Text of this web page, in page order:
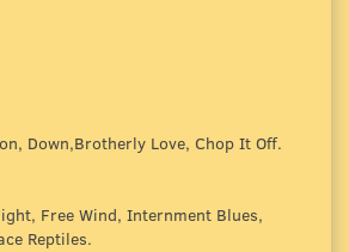
Down,Brotherly Love, Chop It Off.
Free Wind, Internment Blues,
Reptiles.